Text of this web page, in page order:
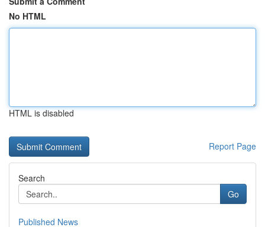
No HTML
HTML is disabled
Report Page
Search
Go
Published News